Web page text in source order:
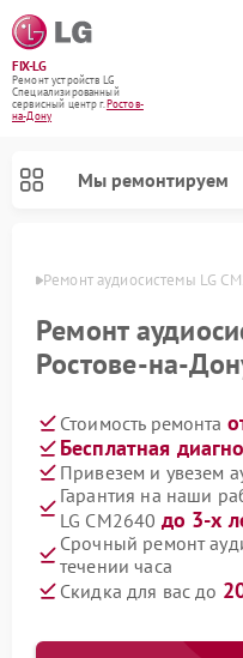
FIX-LG
Ремонт устройств LG
Специализированный
cервисный центр г.Ростов-
на-Дону
Мы ремонтируем
Ремонт аудиосистемы LG
Ремонт
Ростове-на-
Стоимость ремонта
Бесплатная
Привезем и увезем
Гарантия на наши
LG CM2640 до 3-х
Срочный ремонт
течении часа
Скидка для вас до